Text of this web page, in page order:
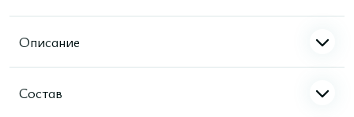
Описание
Состав